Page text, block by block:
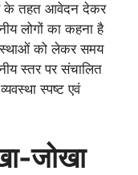
के तहत आवेदन देकर
लोगों का कहना है
को लेकर समय
स्तर पर संचालित
स्पष्ट एवं
जोखा